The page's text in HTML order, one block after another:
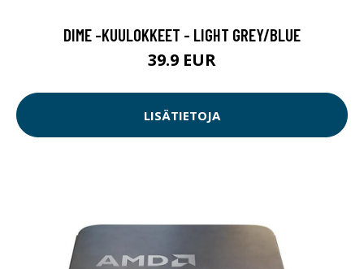
DIME -KUULOKKEET - LIGHT GREY/BLUE
39.9 EUR
LISÄTIETOJA